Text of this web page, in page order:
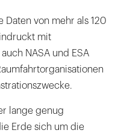
Daten von mehr als 120
mit
NASA und ESA
lange genug
Erde sich um die